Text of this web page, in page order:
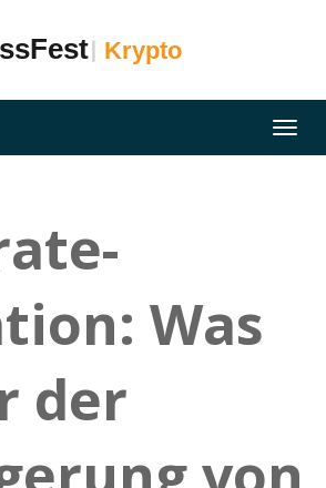
Was
der